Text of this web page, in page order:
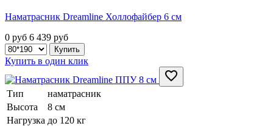
Наматрасник Dreamline Холлофайбер 6 см
0 руб 6 439 руб
Купить в один клик
Тип
наматрасник
Высота
8 см
Нагрузка до 120 кг